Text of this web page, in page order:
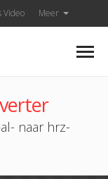
Video Meer
naar hrz-